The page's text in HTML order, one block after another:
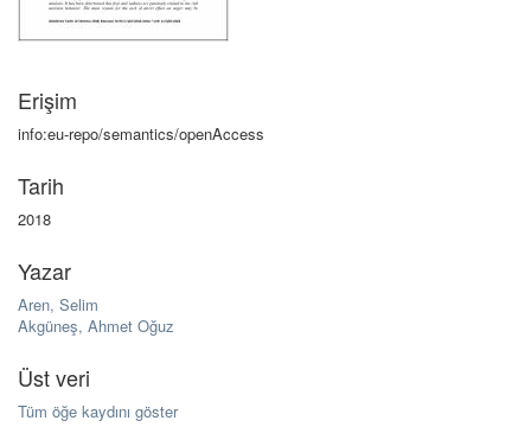
Erişim
info:eu-repo/semantics/openAccess
Tarih
2018
Yazar
Aren, Selim
Akgüneş, Ahmet Oğuz
Üst veri
Tüm öğe kaydını göster